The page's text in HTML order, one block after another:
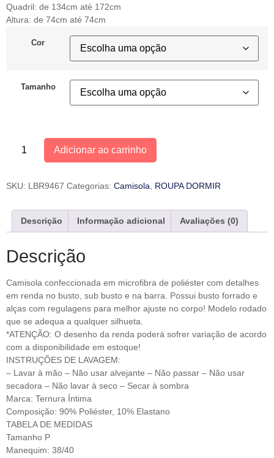
Quadril: de 134cm até 172cm
Altura: de 74cm até 74cm
Cor
Tamanho
Adicionar ao carrinho
SKU: LBR9467 Categorias: Camisola ROUPA DORMIR
Descrição Informação adicional Avaliações (0)
Descrição
Camisola confeccionada em microfibra de poliéster com detalhes
em renda no busto, sub busto e na barra. Possui busto forrado e
alças com regulagens para melhor ajuste no corpo! Modelo rodado
que se adequa a qualquer silhueta.
*ATENÇÃO: O desenho da renda poderá sofrer variação de acordo
com a disponibilidade em estoque!
INSTRUÇÕES DE LAVAGEM:
– Lavar à mão – Não usar alvejante – Não passar – Não usar
secadora – Não lavar à seco – Secar à sombra
Marca: Ternura Íntima
Composição: 90% Poliéster, 10% Elastano
TABELA DE MEDIDAS
Tamanho P
Manequim: 38/40